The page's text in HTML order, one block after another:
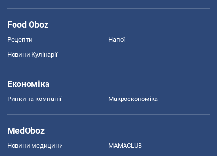
Food Oboz
Рецепти Напої
Новини Кулінарії
Економіка
Ринки та компанії Макроекономіка
MedOboz
Новини медицини MAMACLUB